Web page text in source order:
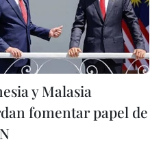
y Malasia
fomentar papel de